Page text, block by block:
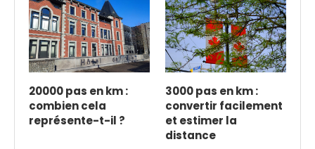
20000 pas en km :
combien cela
représente-t-il ?
3000 pas en km :
convertir facilement
et estimer la
distance